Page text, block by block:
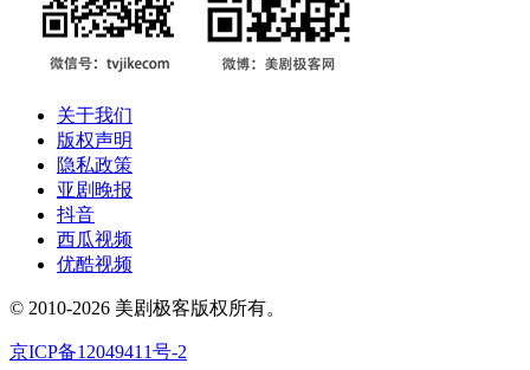
关于我们
版权声明
隐私政策
亚剧晚报
抖音
西瓜视频
优酷视频
© 2010-2026 美剧极客版权所有。
京ICP备12049411号-2